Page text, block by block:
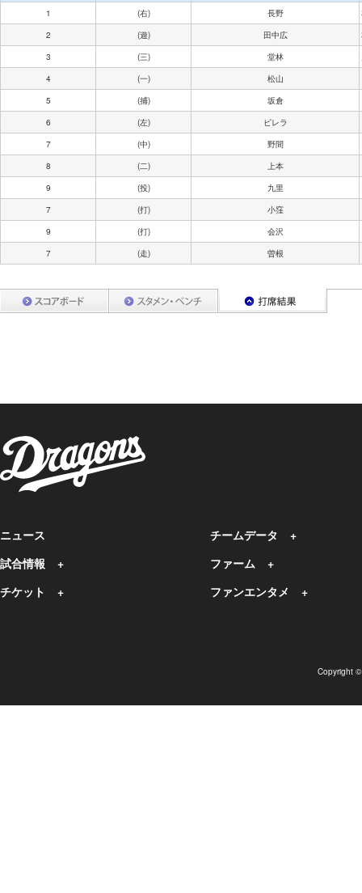
1 (右) 長野
2
(遊) 田中広
3
(三) 堂林
4
(一)
松山
5
(捕)
坂倉
6
(左)
ピレラ
7
(中)
野間
8
(二)
上本
9
(投)
九里
7
(打)
小窪
9
(打)
会沢
7
(走) 曽根
ニュース
試合情報
チケット
チームデータ
ファーム
ファンエンタメ
Copyright